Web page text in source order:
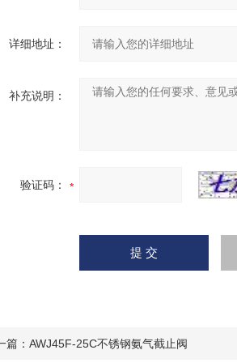
详细地址：
补充说明：
验证码：
篇： AWJ45F-25C不锈钢氨气截止阀